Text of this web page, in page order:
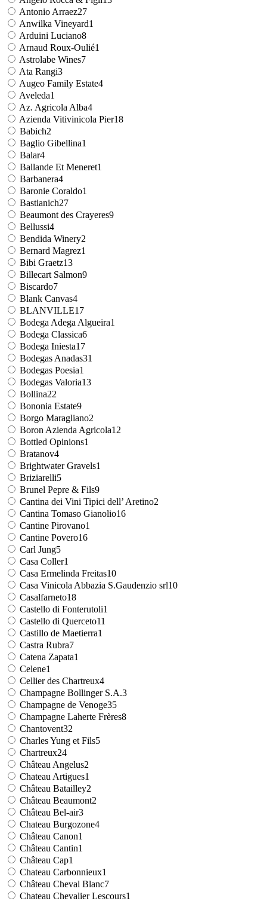
Antonio Arraez27
Anwilka Vineyard1
Arduini Luciano8
Arnaud Roux-Oulié1
Astrolabe Wines7
Ata Rangi3
Augeo Family Estate4
Aveleda1
Az. Agricola Alba4
Azienda Vitivinicola Pier18
Babich2
Baglio Gibellina1
Balar4
Ballande Et Meneret1
Barbanera4
Baronie Coraldo1
Bastianich27
Beaumont des Crayeres9
Bellussi4
Bendida Winery2
Bernard Magrez1
Bibi Graetz13
Billecart Salmon9
Biscardo7
Blank Canvas4
BLANVILLE17
Bodega Adega Algueira1
Bodega Classica6
Bodega Iniesta17
Bodegas Anadas31
Bodegas Poesia1
Bodegas Valoria13
Bollina22
Bononia Estate9
Borgo Maragliano2
Boron Azienda Agricola12
Bottled Opinions1
Bratanov4
Brightwater Gravels1
Briziarelli5
Brunel Pepre & Fils9
Cantina dei Vini Tipici dell’ Aretino2
Cantina Tomaso Gianolio16
Cantine Pirovano1
Cantine Povero16
Carl Jung5
Casa Coller1
Casa Ermelinda Freitas10
Casa Vinicola Abbazia S.Gaudenzio srl10
Casalfarneto18
Castello di Fonterutoli1
Castello di Querceto11
Castillo de Maetierra1
Castra Rubra7
Catena Zapata1
Celene1
Cellier des Chartreux4
Champagne Bollinger S.A.3
Champagne de Venoge35
Champagne Laherte Frères8
Chantovent32
Charles Yung et Fils5
Chartreux24
Château Angelus2
Chateau Artigues1
Château Batailley2
Château Beaumont2
Château Bel-air3
Chateau Burgozone4
Château Canon1
Château Cantin1
Château Cap1
Chateau Carbonnieux1
Château Cheval Blanc7
Chateau Chevalier Lescours1